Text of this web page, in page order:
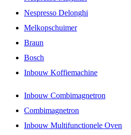
Nespresso Delonghi
Melkopschuimer
Braun
Bosch
Inbouw Koffiemachine
Inbouw Combimagnetron
Combimagnetron
Inbouw Multifunctionele Oven